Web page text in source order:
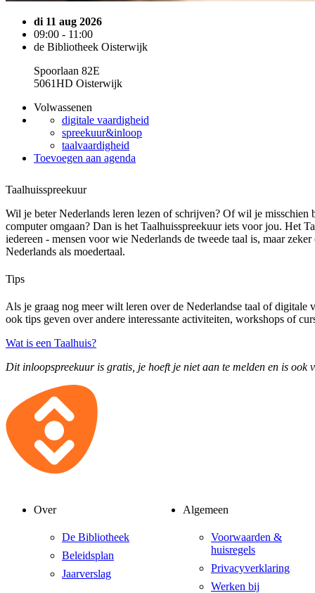
di 11 aug 2026
09:00 - 11:00
de Bibliotheek Oisterwijk
Spoorlaan 82E
5061HD Oisterwijk
Volwassenen
digitale vaardigheid
spreekuur&inloop
taalvaardigheid
Toevoegen aan agenda
Taalhuisspreekuur
Wil je beter Nederlands leren lezen of schrijven? Of wil je misschien
computer omgaan? Dan is het Taalhuisspreekuur iets voor jou. Het
iedereen - mensen voor wie Nederlands de tweede taal is, maar zeker
Nederlands als moedertaal.
Tips
Als je graag nog meer wilt leren over de Nederlandse taal of digitale
ook tips geven over andere interessante activiteiten, workshops of
Wat is een Taalhuis?
Dit inloopspreekuur is gratis, je hoeft je niet aan te melden en is ook
Over
De Bibliotheek
Beleidsplan
Jaarverslag
Algemeen
Voorwaarden &
huisregels
Privacyverklaring
Werken bij